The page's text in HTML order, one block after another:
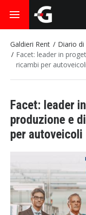
Galdieri Rent Diario
Facet: leader in
ricambi per autoveicoli
Facet: leader
produzione e
per autoveicoli